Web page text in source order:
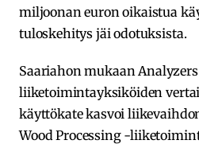
miljoonan euron oikaistua
tuloskehitys jäi odotuksista.
Saariahon mukaan
liiketoimintayksiköiden
käyttökate kasvoi
Wood Processing -